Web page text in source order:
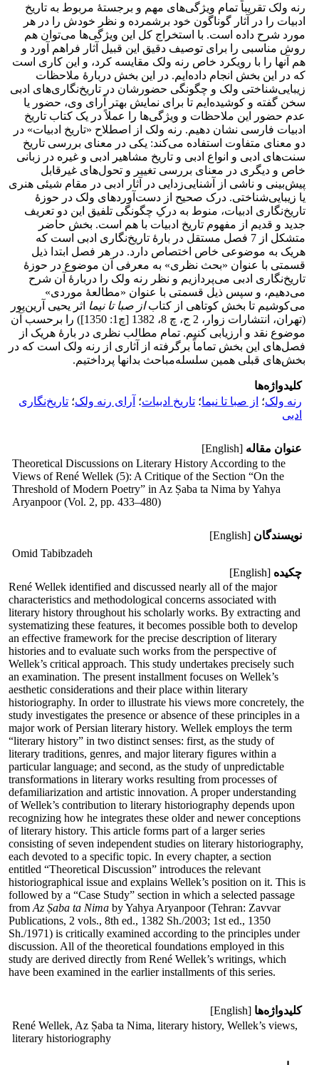
رنه ولک تقریباً تمام ویژگی‌های مهم و برجستۀ مربوط به تاریخ
ادبیات را در آثار گوناگون خود برشمرده و نظر خودش را در هر
مورد شرح داده است. با استخراج کل این ویژگی‌ها می‌توان هم
روش مناسبی را برای توصیف دقیق این قبیل آثار فراهم آورد و
هم آنها را با رویکرد خاص رنه ولک مقایسه کرد، و این کاری است
که در این بخش انجام داده‌ایم. در این بخش دربارۀ ملاحظات
زیبایی‌شناختی ولک و چگونگی حضورشان در تاریخ‌نگاری‌های ادبی
سخن گفته و ‌کوشیده‌ایم تا برای نمایش بهتر آرای وی، حضور یا
عدم حضور این ملاحظات و ویژگی‌ها را عملاً در یک کتاب تاریخ
ادبیات فارسی نشان دهیم. رنه ولک از اصطلاح «تاریخ ادبیات» در
دو معنای متفاوت استفاده می‌کند: یکی در معنای بررسی تاریخ
سنت‌های ادبی و انواع ادبی و تاریخ مشاهیر ادبی و غیره در زبانی
خاص و دیگری در معنای بررسی تغییر و تحول‌های غیرقابل
پیش‌بینی و ناشی از آشنایی‌زدایی در آثار ادبی در مقام شیئی هنری
یا زیبایی‌شناختی. درک صحیح از دست‌آوردهای ولک در حوزۀ
تاریخ‌نگاری ادبیات، منوط به درکِ چگونگی تلفیق این دو تعریف
جدید و قدیم از مفهوم تاریخ ادبیات با هم است. بخش حاضر
متشکل از 7 فصل مستقل در بارۀ تاریخ‌نگاری ادبی است که
هریک به موضوعی خاص اختصاص دارد. در هر فصل ابتدا ذیل
قسمتی با عنوان «بحث نظری» به معرفی آن موضوع در حوزۀ
تاریخ‌نگاری ادبی می‌پردازیم و نظر رنه ولک را دربارۀ آن شرح
می‌دهیم، و سپس ذیل قسمتی با عنوان «مطالعۀ موردی»
می‌کوشیم تا بخش کوتاهی از کتاباز صبا تا نیما اثر یحیی آرین‌پور
(تهران، انتشارات زوار، 2 ج، چ 8، 1382 [چ1: 1350]) را برحسب آن
موضوع نقد و ارزیابی کنیم. تمام مطالب نظری در بارۀ هریک از
فصل‌های این بخش تماماً برگرفته از آثاری از رنه ولک است که در
بخش‌های قبلی همین سلسله‌مباحث بدانها پرداختیم.
کلیدواژه‌ها
رنه ولک؛ از صبا تا نیما؛ تاریخ ادبیات؛ آرای رنه ولک؛ تاریخ‌نگاری
ادبی
عنوان مقاله [English]
Theoretical Discussions on Literary History According to the
Views of René Wellek (5): A Critique of the Section “On the
Threshold of Modern Poetry” in Az Ṣaba ta Nima by Yahya
Aryanpoor (Vol. 2, pp. 433–480)
نویسندگان [English]
Omid Tabibzadeh
چکیده [English]
René Wellek identified and discussed nearly all of the major
characteristics and methodological concerns associated with
literary history throughout his scholarly works. By extracting and
systematizing these features, it becomes possible both to develop
an effective framework for the precise description of literary
histories and to evaluate such works from the perspective of
Wellek’s critical approach. This study undertakes precisely such
an examination. The present installment focuses on Wellek’s
aesthetic considerations and their place within literary
historiography. In order to illustrate his views more concretely, the
study investigates the presence or absence of these principles in a
major work of Persian literary history. Wellek employs the term
“literary history” in two distinct senses: first, as the study of
literary traditions, genres, and major literary figures within a
particular language; and second, as the study of unpredictable
transformations in literary works resulting from processes of
defamiliarization and artistic innovation. A proper understanding
of Wellek’s contribution to literary historiography depends upon
recognizing how he integrates these older and newer conceptions
of literary history. This article forms part of a larger series
consisting of seven independent studies on literary historiography,
each devoted to a specific topic. In every chapter, a section
entitled “Theoretical Discussion” introduces the relevant
historiographical issue and explains Wellek’s position on it. This is
followed by a “Case Study” section in which a selected passage
from Az Ṣaba ta Nima by Yahya Aryanpoor (Tehran: Zavvar
Publications, 2 vols., 8th ed., 1382 Sh./2003; 1st ed., 1350
Sh./1971) is critically examined according to the principles under
discussion. All of the theoretical foundations employed in this
study are derived directly from René Wellek’s writings, which
have been examined in the earlier installments of this series.
کلیدواژه‌ها [English]
René Wellek, Az Ṣaba ta Nima, literary history, Wellek’s views,
literary historiography